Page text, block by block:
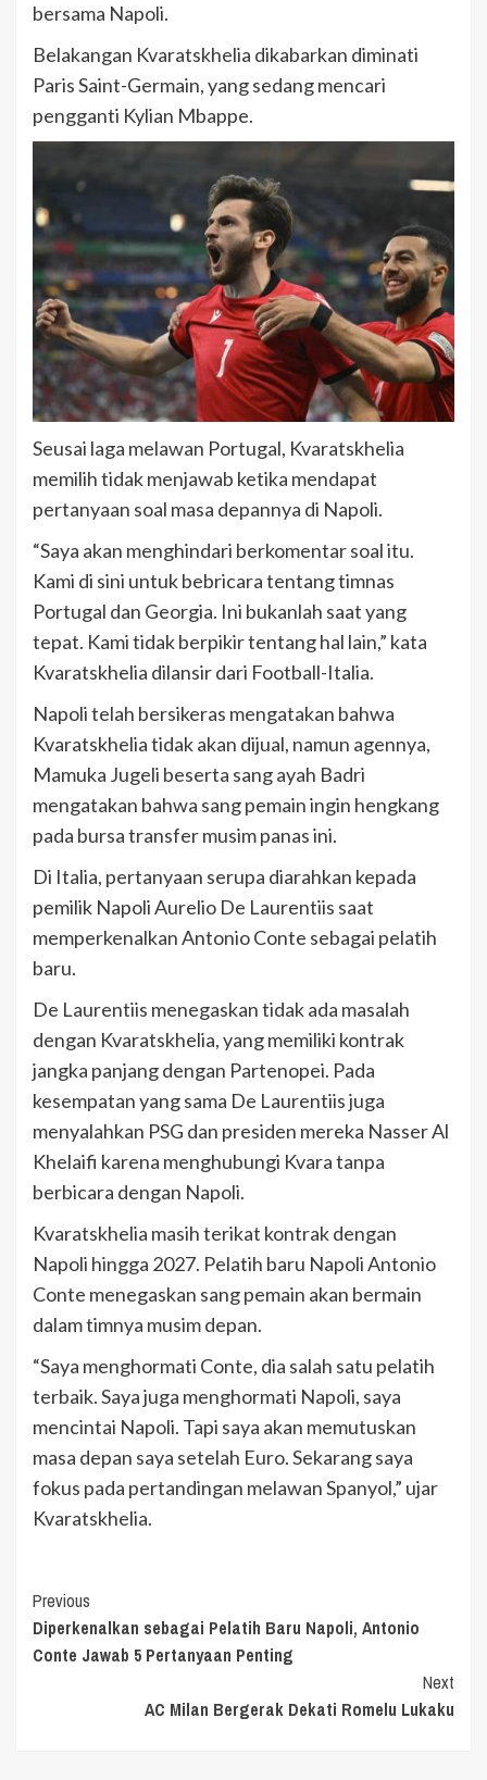
bersama Napoli.
Belakangan Kvaratskhelia dikabarkan diminati
Paris Saint-Germain, yang sedang mencari
pengganti Kylian Mbappe.
Seusai laga melawan Portugal, Kvaratskhelia
memilih tidak menjawab ketika mendapat
pertanyaan soal masa depannya di Napoli.
“Saya akan menghindari berkomentar soal itu.
Kami di sini untuk bebricara tentang timnas
Portugal dan Georgia. Ini bukanlah saat yang
tepat. Kami tidak berpikir tentang hal lain,” kata
Kvaratskhelia dilansir dari Football-Italia.
Napoli telah bersikeras mengatakan bahwa
Kvaratskhelia tidak akan dijual, namun agennya,
Mamuka Jugeli beserta sang ayah Badri
mengatakan bahwa sang pemain ingin hengkang
pada bursa transfer musim panas ini.
Di Italia, pertanyaan serupa diarahkan kepada
pemilik Napoli Aurelio De Laurentiis saat
memperkenalkan Antonio Conte sebagai pelatih
baru.
De Laurentiis menegaskan tidak ada masalah
dengan Kvaratskhelia, yang memiliki kontrak
jangka panjang dengan Partenopei. Pada
kesempatan yang sama De Laurentiis juga
menyalahkan PSG dan presiden mereka Nasser Al
Khelaifi karena menghubungi Kvara tanpa
berbicara dengan Napoli.
Kvaratskhelia masih terikat kontrak dengan
Napoli hingga 2027. Pelatih baru Napoli Antonio
Conte menegaskan sang pemain akan bermain
dalam timnya musim depan.
“Saya menghormati Conte, dia salah satu pelatih
terbaik. Saya juga menghormati Napoli, saya
mencintai Napoli. Tapi saya akan memutuskan
masa depan saya setelah Euro. Sekarang saya
fokus pada pertandingan melawan Spanyol,” ujar
Kvaratskhelia.
Continue
Reading
Previous
Diperkenalkan sebagai Pelatih Baru Napoli, Antonio
Conte Jawab 5 Pertanyaan Penting
Next
AC Milan Bergerak Dekati Romelu Lukaku